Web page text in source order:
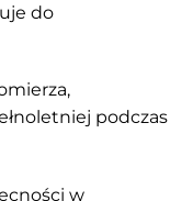
do
podczas
w